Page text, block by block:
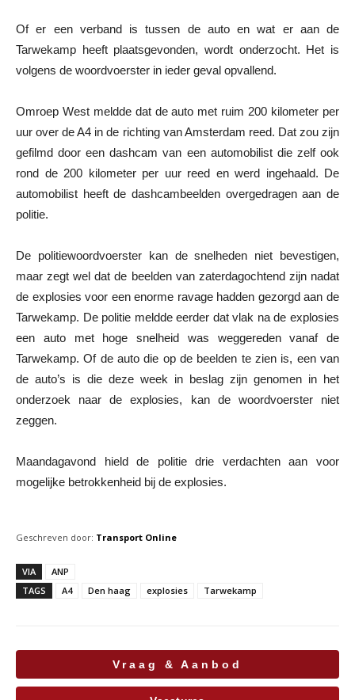
Of er een verband is tussen de auto en wat er aan de
Tarwekamp heeft plaatsgevonden, wordt onderzocht. Het is
volgens de woordvoerster in ieder geval opvallend.
Omroep West meldde dat de auto met ruim 200 kilometer per
uur over de A4 in de richting van Amsterdam reed. Dat zou zijn
gefilmd door een dashcam van een automobilist die zelf ook
rond de 200 kilometer per uur reed en werd ingehaald. De
automobilist heeft de dashcambeelden overgedragen aan de
politie.
De politiewoordvoerster kan de snelheden niet bevestigen,
maar zegt wel dat de beelden van zaterdagochtend zijn nadat
de explosies voor een enorme ravage hadden gezorgd aan de
Tarwekamp. De politie meldde eerder dat vlak na de explosies
een auto met hoge snelheid was weggereden vanaf de
Tarwekamp. Of de auto die op de beelden te zien is, een van
de auto’s is die deze week in beslag zijn genomen in het
onderzoek naar de explosies, kan de woordvoerster niet
zeggen.
Maandagavond hield de politie drie verdachten aan voor
mogelijke betrokkenheid bij de explosies.
Geschreven door: Transport Online
VIA
ANP
TAGS
A4 Den haag explosies Tarwekamp
Vraag & Aanbod